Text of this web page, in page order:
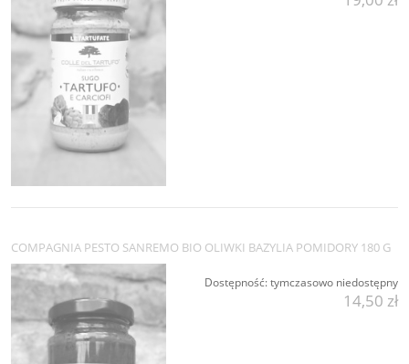
COMPAGNIA PESTO SANREMO BIO OLIWKI BAZYLIA POMIDORY 180 G
Dostępność:tymczasowo niedostępny
14,50 zł